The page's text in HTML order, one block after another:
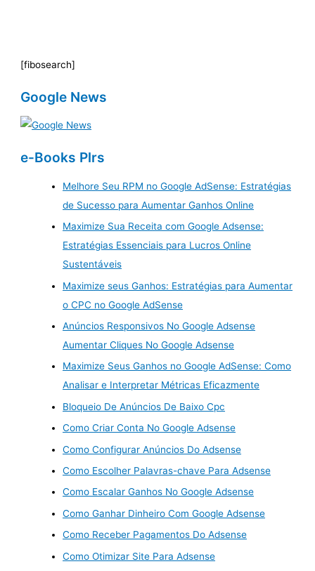
[fibosearch]
Google News
e-Books Plrs
Melhore Seu RPM no Google AdSense: Estratégias
de Sucesso para Aumentar Ganhos Online
Maximize Sua Receita com Google Adsense:
Estratégias Essenciais para Lucros Online
Sustentáveis
Maximize seus Ganhos: Estratégias para Aumentar
o CPC no Google AdSense
Anúncios Responsivos No Google Adsense
Aumentar Cliques No Google Adsense
Maximize Seus Ganhos no Google AdSense: Como
Analisar e Interpretar Métricas Eficazmente
Bloqueio De Anúncios De Baixo Cpc
Como Criar Conta No Google Adsense
Como Configurar Anúncios Do Adsense
Como Escolher Palavras-chave Para Adsense
Como Escalar Ganhos No Google Adsense
Como Ganhar Dinheiro Com Google Adsense
Como Receber Pagamentos Do Adsense
Como Otimizar Site Para Adsense